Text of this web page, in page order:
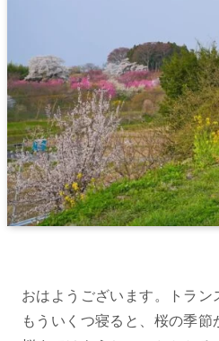
おはようございます。トラン
もういくつ寝ると、桜の季